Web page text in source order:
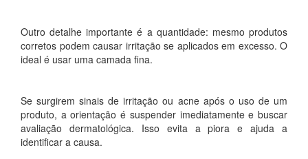
Outro detalhe importante é a quantidade: mesmo produtos
corretos podem causar irritação se aplicados em excesso. O
ideal é usar uma camada fina.
Se surgirem sinais de irritação ou acne após o uso de um
produto, a orientação é suspender imediatamente e buscar
avaliação dermatológica. Isso evita a piora e ajuda a
identificar a causa.